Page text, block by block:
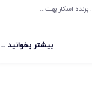
اسکار بهت...
بیشتر بخوانید ...